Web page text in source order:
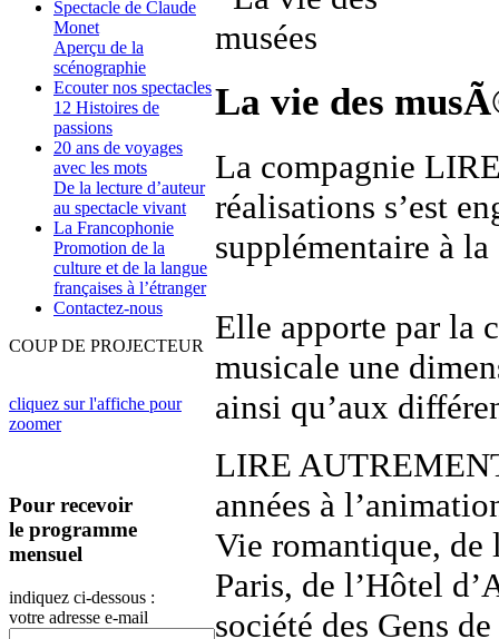
Spectacle de Claude
Monet
Aperçu de la
scénographie
Ecouter nos spectacles
12 Histoires de
passions
20 ans de voyages
avec les mots
De la lecture d’auteur
au spectacle vivant
La Francophonie
Promotion de la
culture et de la langue
françaises à l’étranger
Contactez-nous
COUP DE PROJECTEUR
cliquez sur l'affiche pour
zoomer
Pour recevoir
le programme
mensuel
indiquez ci-dessous :
votre adresse e-mail
La vie des
La compagnie
réalisations s’est
supplémentaire à
Elle apporte par la
musicale une
ainsi qu’aux
LIRE
années à
Vie romantique,
Paris, de l’Hôtel
société des Gens